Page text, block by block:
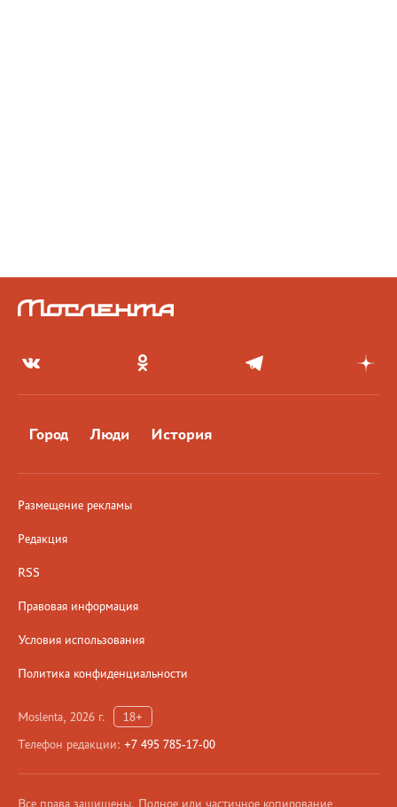
Город Люди История
Размещение рекламы
Редакция
RSS
Правовая информация
Условия использования
Политика конфиденциальности
Moslenta, 2026 г.
18+
Телефон редакции: +7 495 785-17-00
Все права защищены. Полное или частичное копирование